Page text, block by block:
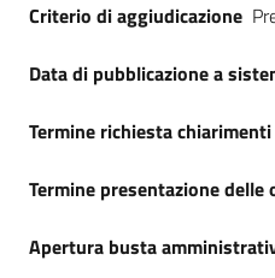
Criterio di aggiudicazione
Data di pubblicazione a
Termine richiesta chiarimenti
Termine presentazione delle
Apertura busta